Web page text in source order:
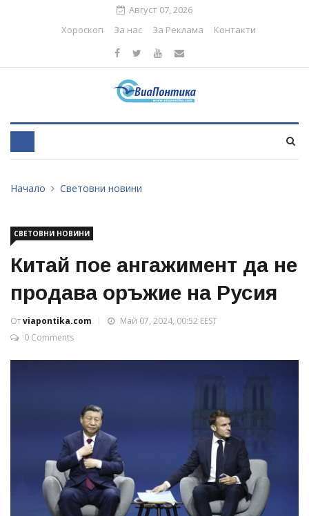
Август 07, 2026
Хороскоп
За нас За Реклама Контакти
Начало Световни новини
СВЕТОВНИ НОВИНИ
Китай пое ангажимент да не
продава оръжие на Русия
Отviapontika.com
Май 07, 2024, 00:52 EEST
0 Comments